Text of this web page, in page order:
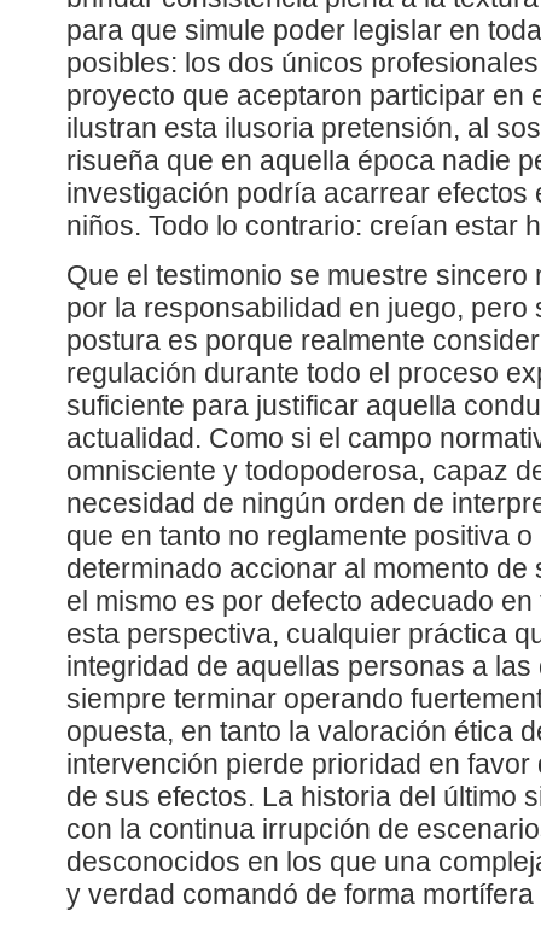
para que simule poder legislar en
posibles: los dos únicos
proyecto que aceptaron participar en
ilustran esta ilusoria pretensión, al
risueña que en aquella época nadie
investigación podría acarrear efectos
niños. Todo lo contrario: creían estar
Que el testimonio se muestre sincero
por la responsabilidad en juego, pero
postura es porque realmente
regulación durante todo el proceso
suficiente para justificar aquella
actualidad. Como si el campo
omnisciente y todopoderosa, capaz
necesidad de ningún orden de
que en tanto no reglamente positiva
determinado accionar al momento
el mismo es por defecto adecuado
esta perspectiva, cualquier práctica
integridad de aquellas personas a
siempre terminar operando
opuesta, en tanto la valoración ética
intervención pierde prioridad en
de sus efectos. La historia del último
con la continua irrupción de
desconocidos en los que una
y verdad comandó de forma